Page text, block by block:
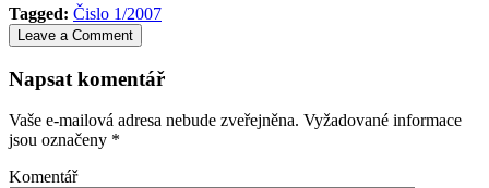
Tagged: Čislo 1/2007
Leave a Comment
Napsat komentář
Vaše e-mailová adresa nebude zveřejněna. Vyžadované informace
jsou označeny *
Komentář